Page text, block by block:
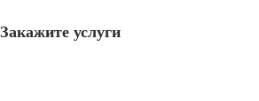
Закажите услуги